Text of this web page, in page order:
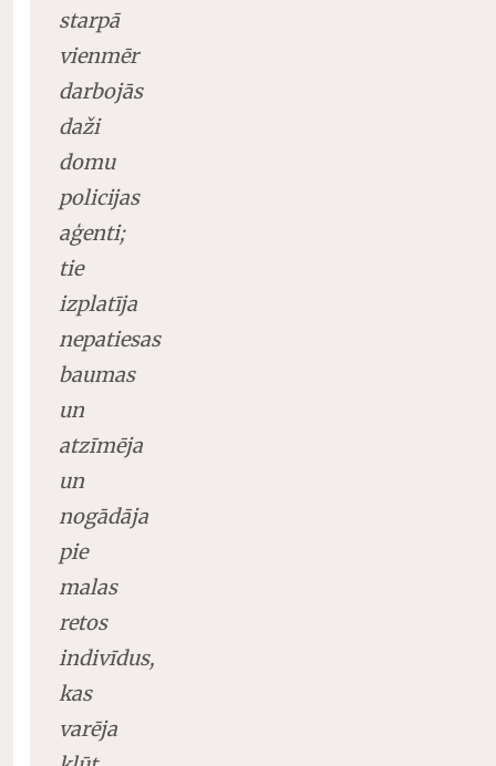
starpā
vienmēr
darbojās
daži
domu
policijas
aģenti;
tie
izplatīja
nepatiesas
baumas
un
atzīmēja
un
nogādāja
pie
malas
retos
indivīdus,
kas
varēja